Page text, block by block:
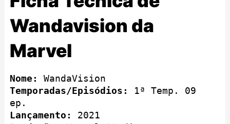
Wandavision da
Marvel
Nome:
WandaVision
Temporadas/Episódios:
1ª Temp. 09
ep.
Lançamento:
2021